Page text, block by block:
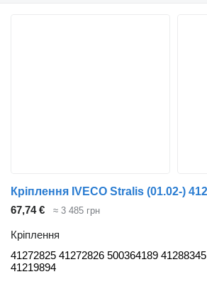
67,74 € ≈ 3 485 грн
Кріплення
41272825 41272826 500364189 41288345
41219894